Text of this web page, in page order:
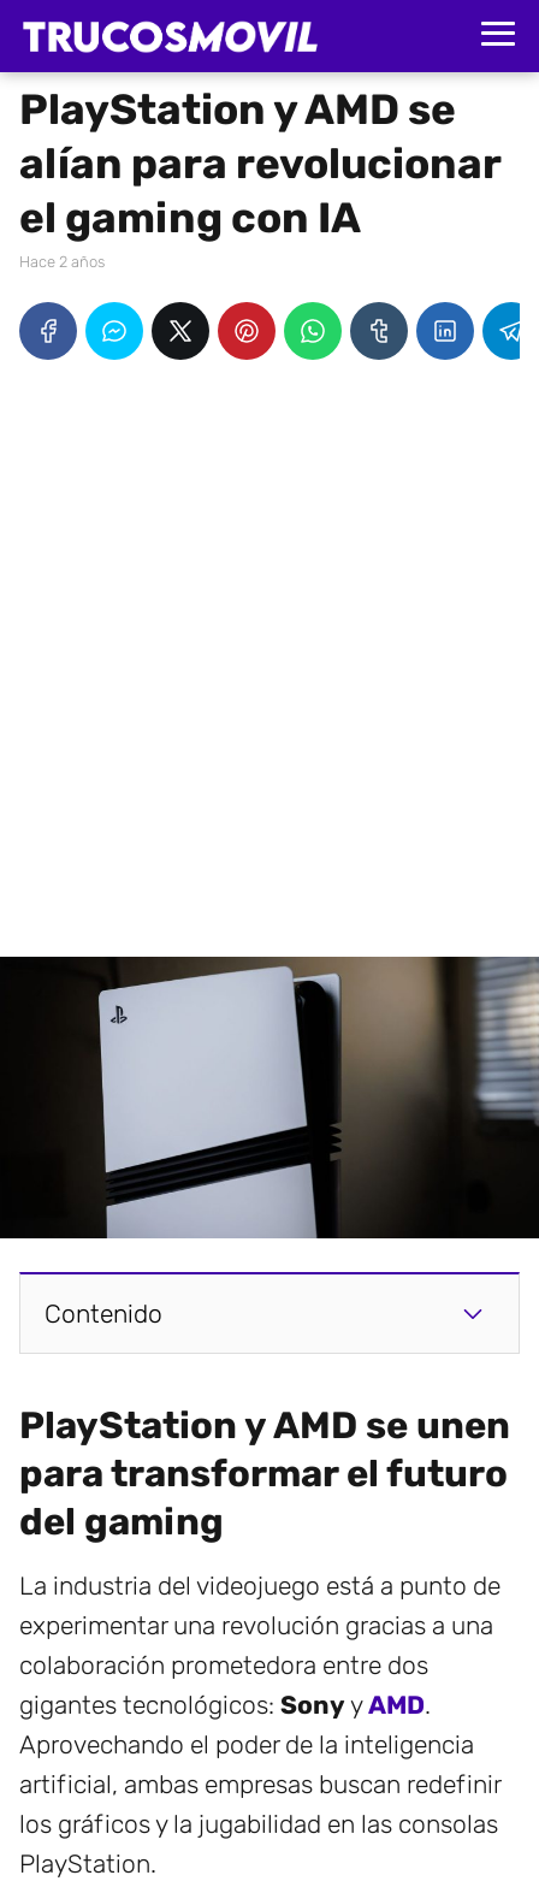
PlayStation y AMD se
alían para revolucionar
el gaming con IA
hace 2 años
Contenido
PlayStation y AMD se unen
para transformar el futuro
del gaming
La industria del videojuego está a punto de
experimentar una revolución gracias a una
colaboración prometedora entre dos
gigantes tecnológicos: SonyyAMD.
Aprovechando el poder de la inteligencia
artificial, ambas empresas buscan redefinir
los gráficos y la jugabilidad en las consolas
PlayStation.